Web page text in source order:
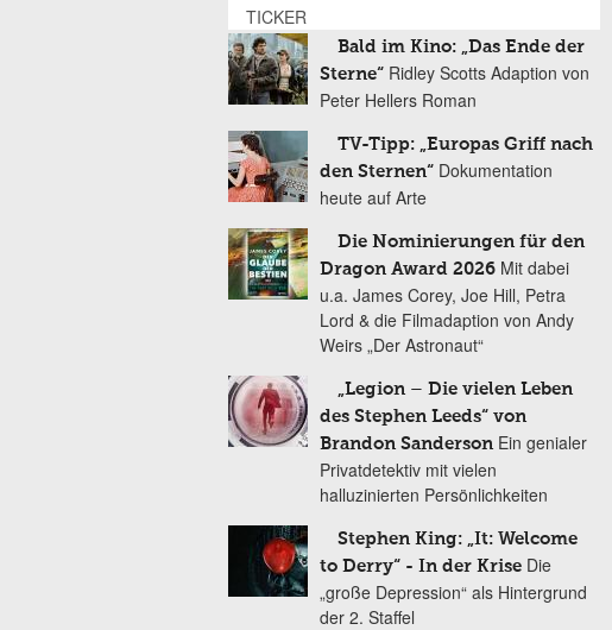
TICKER
Bald im Kino: „Das Ende der
Sterne“ Ridley Scotts Adaption von
Peter Hellers Roman
TV-Tipp: „Europas Griff nach
den Sternen“ Dokumentation
heute auf Arte
Die Nominierungen für den
Dragon Award 2026 Mit dabei
u.a. James Corey, Joe Hill, Petra
Lord & die Filmadaption von Andy
Weirs „Der Astronaut“
„Legion – Die vielen Leben
des Stephen Leeds“ von
Brandon Sanderson Ein genialer
Privatdetektiv mit vielen
halluzinierten Persönlichkeiten
Stephen King: „It: Welcome
to Derry“ - In der Krise Die
„große Depression“ als Hintergrund
der 2. Staffel